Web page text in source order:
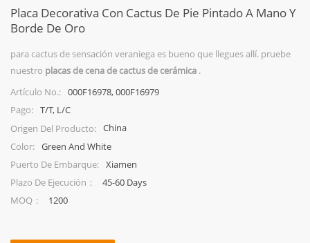
Placa Decorativa Con Cactus De Pie Pintado A Mano Y
Borde De Oro
para cactus de sensación veraniega es bueno que llegues allí. pruebe
nuestro placas de cena de cactus de cerámica .
Artículo No.: 000F16978, 000F16979
Pago: T/T, L/C
Origen Del Producto: China
Color: Green And White
Puerto De Embarque: Xiamen
Plazo De Ejecución：
45-60 Days
MOQ：
1200